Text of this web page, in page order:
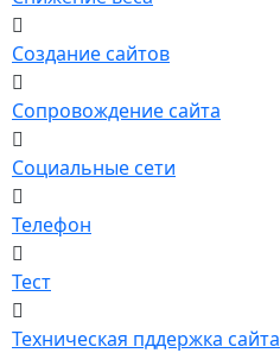
Создание сайтов
Сопровождение сайта
Социальные сети
Телефон
Тест
Техническая пддержка сайта